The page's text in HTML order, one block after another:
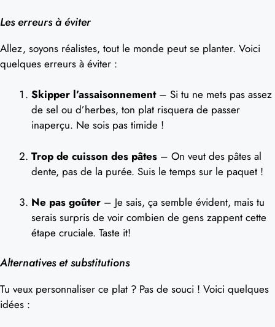
Les erreurs à éviter
Allez, soyons réalistes, tout le monde peut se planter. Voici
quelques erreurs à éviter :
Skipper l’assaisonnement– Si tu ne mets pas assez
de sel ou d’herbes, ton plat risquera de passer
inaperçu. Ne sois pas timide !
Trop de cuisson des pâtes – On veut des pâtes al
dente, pas de la purée. Suis le temps sur le paquet !
Ne pas goûter – Je sais, ça semble évident, mais tu
serais surpris de voir combien de gens zappent cette
étape cruciale. Taste it!
Alternatives et substitutions
Tu veux personnaliser ce plat ? Pas de souci ! Voici quelques
idées :